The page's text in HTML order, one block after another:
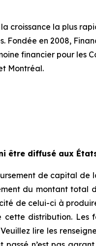
croissance la plus
en 2008,
financier pour les
Montréal.
être diffusé aux
de capital
du montant total
de celui-ci à produire
distribution. Les
lire les